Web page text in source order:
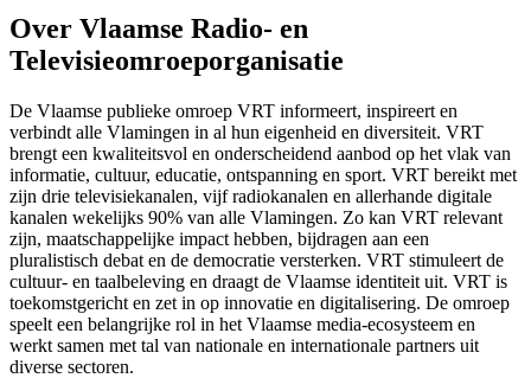
Over Vlaamse Radio- en
Televisieomroeporganisatie
De Vlaamse publieke omroep VRT informeert, inspireert en
verbindt alle Vlamingen in al hun eigenheid en diversiteit. VRT
brengt een kwaliteitsvol en onderscheidend aanbod op het vlak van
informatie, cultuur, educatie, ontspanning en sport. VRT bereikt met
zijn drie televisiekanalen, vijf radiokanalen en allerhande digitale
kanalen wekelijks 90% van alle Vlamingen. Zo kan VRT relevant
zijn, maatschappelijke impact hebben, bijdragen aan een
pluralistisch debat en de democratie versterken. VRT stimuleert de
cultuur- en taalbeleving en draagt de Vlaamse identiteit uit. VRT is
toekomstgericht en zet in op innovatie en digitalisering. De omroep
speelt een belangrijke rol in het Vlaamse media-ecosysteem en
werkt samen met tal van nationale en internationale partners uit
diverse sectoren.